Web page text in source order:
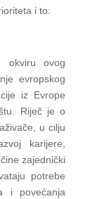
i to:
okviru ovog
evropskog
iz Evrope
Riječ je o
u cilju
karijere,
zajednički
potrebe
i povećanja